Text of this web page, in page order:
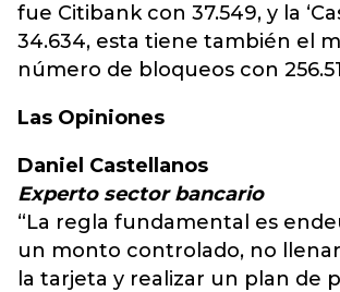
fue Citibank con 37.549, y la
34.634, esta tiene también el
número de bloqueos con
Las Opiniones
Daniel Castellanos
Experto sector bancario
“La regla fundamental es
un monto controlado, no
la tarjeta y realizar un plan de